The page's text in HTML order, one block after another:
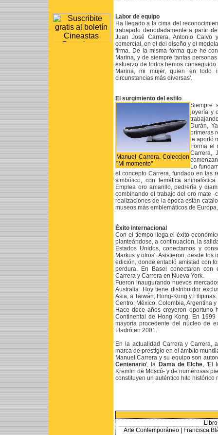
Labor de equipo
Ha llegado a la cima del
trabajado denodadamente a partir
Juan José Carrera, Antonio Calvo
comercial, en el del diseño y el
firma. De la misma forma que he
Marina, y de siempre tantas
esfuerzo de todos hemos
Marina, mi mujer, quien en todo
circunstancias más diversas'.
El surgimiento del estilo
Manuel Carrera. Coleccion
"Mi momento"
Siempre
joyería y
Durán,
primeras
le aportó
Forma el
Carrera,
Lo
el concepto Carrera, fundado en las
simbólico, con temática
Emplea oro amarillo, pedrería y
combinando el trabajo del oro mate -
realizaciones de la época están
museos más emblemáticos de
Éxito internacional
Con el tiempo llega el éxito
planteándose, a continuación, la
Estados Unidos, conectamos y
Markus y otros'. Asistieron, desde
edición, donde entabló amistad con
perdura. En Basel conectaron con
Carrera y Carrera en Nueva York.
Fueron inaugurando nuevos
Australia. Hoy tiene distribuidor
Asia, a Taiwán, Hong-Kong y
Centro: México, Colombia, Argentina
Hace doce años creyeron oportuno
Continental de Hong Kong. En
mayoría procedente del núcleo de
Lladró en 2001.
En la actualidad Carrera y Carrera,
marca de prestigio en el ámbito
Manuel Carrera y su equipo son
Centenario', la Dama de Elche, 'El
Kremlin de Moscú- y de numerosas
constituyen un auténtico hito histórico
Arte Contemporáneo |
Francisca